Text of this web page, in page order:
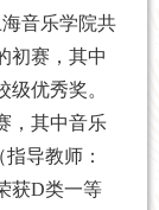
音乐学院共
初赛，其中
优秀奖。
，其中音乐
导教师：
获D类一等